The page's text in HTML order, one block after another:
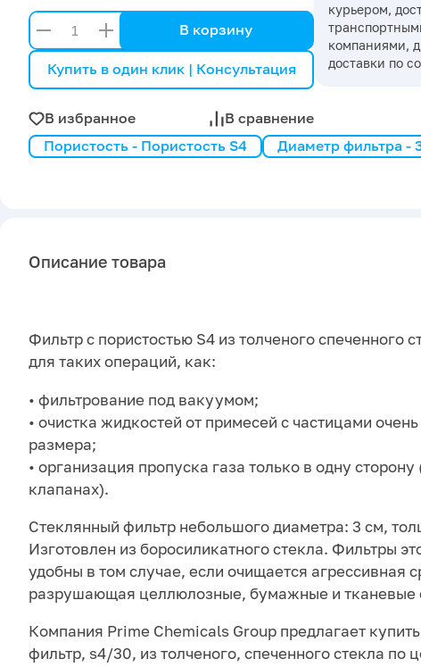
В корзину
Купить в один клик | Консультация
В избранное В сравнение
курьером,
компаниями,
доставки по
Пористость - Пористость S4 Диаметр фильтра -
Описание товара
Фильтр с пористостью S4 из толченого спеченного
для таких операций, как:
• фильтрование под вакуумом;
• очистка жидкостей от примесей с частицами
размера;
• организация пропуска газа только в одну сторону
клапанах).
Стеклянный фильтр небольшого диаметра: 3 см,
Изготовлен из боросиликатного стекла. Фильтры
удобны в том случае, если очищается агрессивная
разрушающая целлюлозные, бумажные и тканевые
Компания Prime Chemicals Group предлагает
фильтр, s4/30, из толченого, спеченного стекла по